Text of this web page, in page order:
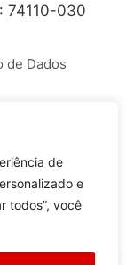
de
e
todos”, você
74110-030
de Dados
reservados.